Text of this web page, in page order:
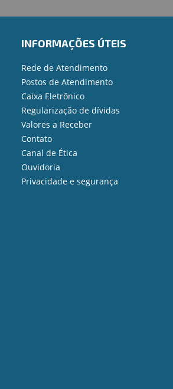
INFORMAÇÕES ÚTEIS
Rede de Atendimento
Postos de Atendimento
Caixa Eletrônico
Regularização de dívidas
Valores a Receber
Contato
Canal de Ética
Ouvidoria
Privacidade e segurança